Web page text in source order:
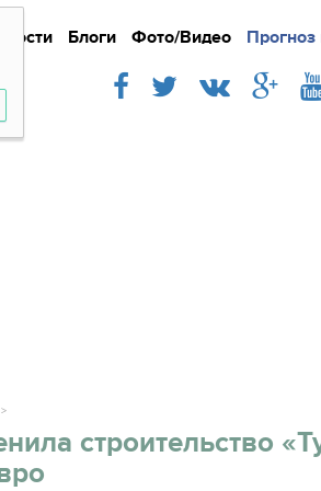
Блоги Фото/Видео Прогноз
Подробно
строительство